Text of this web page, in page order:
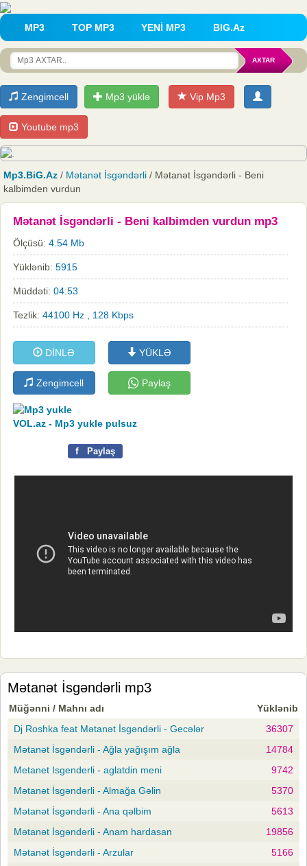
MP3 TOP MP3 YENİ MP3 BIG.Az
Zengimcell Mp3 yüklə Vip Mp3
Youtube mp3
Mp3.BiG.Az / Mətanət İsgəndərli / Mətanət İsgəndərli - Beni
kalbimden vurdun
Mətanət İsgəndərli - Beni kalbimden vurdun mp3
Ölçüsü: 4.54 Mb
Yüklənib: 5915
Müddəti: 04:53
Tezlik: 44100 Hz , 128 Kbps
DİNLƏ YÜKLƏ
Zengimcell Paylaş
VOL.az - Mp3 yukle pulsuz
f Paylaş
Mətanət İsgəndərli mp3
Müğənni / Mahnı adı
Yüklənib
Dj Roshka feat Mətanət İsgəndərli - Gecələr
36307
Mətanət İsgəndərli - Ağla yağışım ağla
14784
Metanet Isgenderli - aglatdin meni
9742
Mətanət İsgəndərli - Almağa Gəlin
5370
Mətanət İsgəndərli - Ana qəlbim
5613
Mətanət İsgəndərli - Anam hardasan
19856
Mətanət İsgəndərli - Arzular
5166